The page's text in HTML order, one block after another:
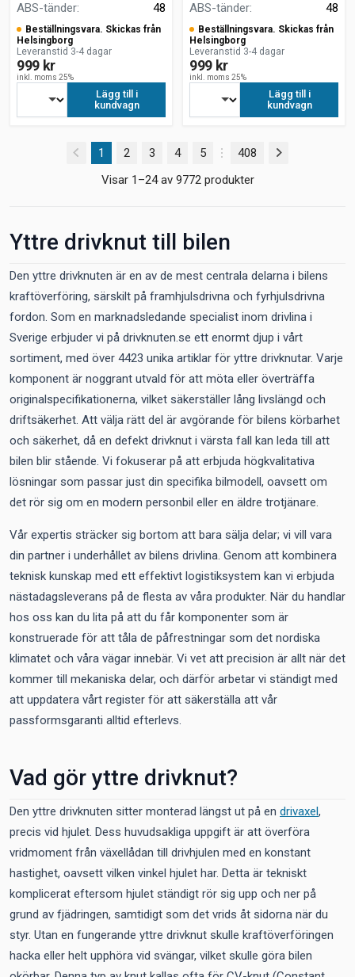
ABS-tänder: 48
Beställningsvara. Skickas från
Helsingborg
Leveranstid 3-4 dagar
999 kr
inkl. moms 25%
Lägg till i
kundvagn
ABS-tänder: 48
Beställningsvara. Skickas från
Helsingborg
Leveranstid 3-4 dagar
999 kr
inkl. moms 25%
Lägg till i
kundvagn
1 (current)
2 3 4 5
408
Visar 1–24 av 9772 produkter
Yttre drivknut till bilen
Den yttre drivknuten är en av de mest centrala delarna i bilens
kraftöverföring, särskilt på framhjulsdrivna och fyrhjulsdrivna
fordon. Som en marknadsledande specialist inom drivlina i
Sverige erbjuder vi på drivknuten.se ett enormt djup i vårt
sortiment, med över 4423 unika artiklar för yttre drivknutar. Varje
komponent är noggrant utvald för att möta eller överträffa
originalspecifikationerna, vilket säkerställer lång livslängd och
driftsäkerhet. Att välja rätt del är avgörande för bilens körbarhet
och säkerhet, då en defekt drivknut i värsta fall kan leda till att
bilen blir stående. Vi fokuserar på att erbjuda högkvalitativa
lösningar som passar just din specifika bilmodell, oavsett om
det rör sig om en modern personbil eller en äldre trotjänare.
Vår expertis sträcker sig bortom att bara sälja delar; vi vill vara
din partner i underhållet av bilens drivlina. Genom att kombinera
teknisk kunskap med ett effektivt logistiksystem kan vi erbjuda
nästadagsleverans på de flesta av våra produkter. När du handlar
hos oss kan du lita på att du får komponenter som är
konstruerade för att tåla de påfrestningar som det nordiska
klimatet och våra vägar innebär. Vi vet att precision är allt när det
kommer till mekaniska delar, och därför arbetar vi ständigt med
att uppdatera vårt register för att säkerställa att vår
passformsgaranti alltid efterlevs.
Vad gör yttre drivknut?
Den yttre drivknuten sitter monterad längst ut på en drivaxel,
precis vid hjulet. Dess huvudsakliga uppgift är att överföra
vridmoment från växellådan till drivhjulen med en konstant
hastighet, oavsett vilken vinkel hjulet har. Detta är tekniskt
komplicerat eftersom hjulet ständigt rör sig upp och ner på
grund av fjädringen, samtidigt som det vrids åt sidorna när du
styr. Utan en fungerande yttre drivknut skulle kraftöverföringen
hacka eller helt upphöra vid svängar, vilket skulle göra bilen